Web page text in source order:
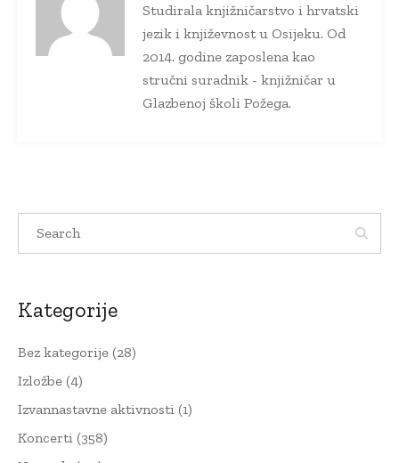
Studirala knjižničarstvo i hrvatski
jezik i književnost u Osijeku. Od
2014. godine zaposlena kao
stručni suradnik - knjižničar u
Glazbenoj školi Požega.
Kategorije
Bez kategorije (28)
Izložbe (4)
Izvannastavne aktivnosti (1)
Koncerti (358)